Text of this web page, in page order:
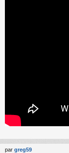
par greg59